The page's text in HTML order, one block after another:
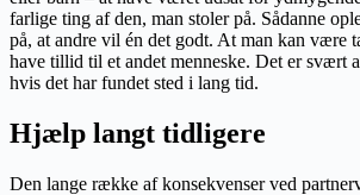
farlige ting af den, man stoler på. Sådanne
på, at andre vil én det godt. At man kan være
have tillid til et andet menneske. Det er svært
hvis det har fundet sted i lang tid.
Hjælp langt tidligere
Den lange række af konsekvenser ved